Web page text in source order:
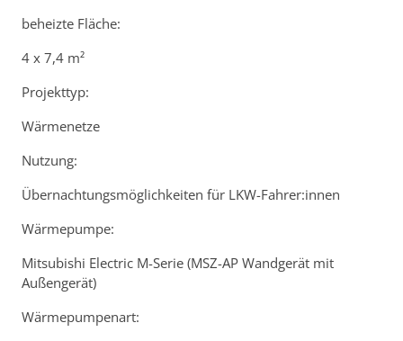
beheizte Fläche:
4 x 7,4 m²
Projekttyp:
Wärmenetze
Nutzung:
Übernachtungsmöglichkeiten für LKW-Fahrer:innen
Wärmepumpe:
Mitsubishi Electric M-Serie (MSZ-AP Wandgerät mit
Außengerät)
Wärmepumpenart: